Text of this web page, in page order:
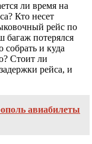
ли время на
Кто несет
рейс по
багаж потерялся
и куда
Стоит ли
рейса, и
авиабилеты